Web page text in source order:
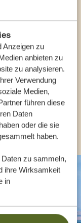
Anzeigen zu
anbieten zu
zu analysieren.
Verwendung
Medien,
führen diese
Daten
oder die sie
haben.
zu sammeln,
ihre Wirksamkeit
in
IHNEN GERN